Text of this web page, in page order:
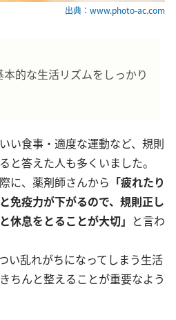
出典：www.photo-ac.com
本的な生活リズムをしっかり
い食事・適度な運動など、規則
と答えた人も多くいました。
に、薬剤師さんから 「疲れたり
免疫力が下がるので、規則正し
休息をとることが大切」 と言わ
い乱れがちになってしまう生活
ちんと整えることが重要なよう